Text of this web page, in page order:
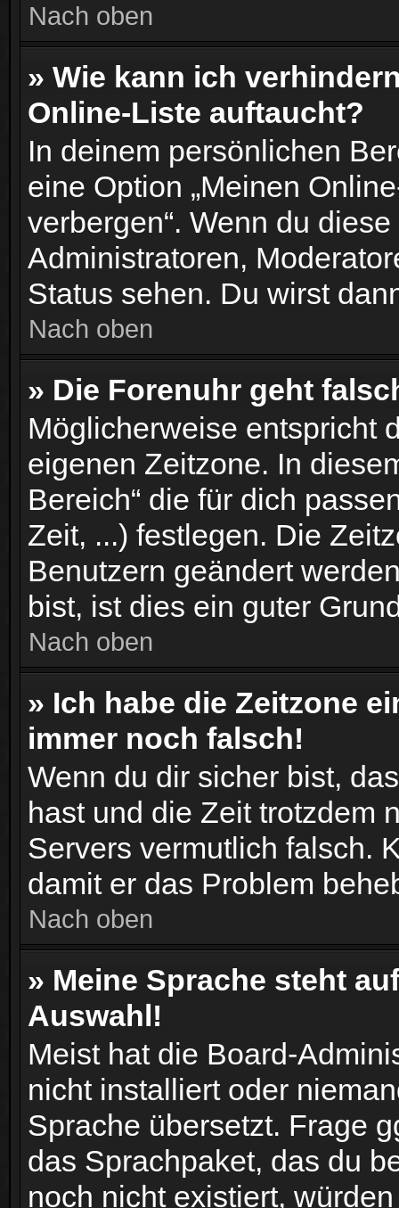
Nach oben
» Wie kann ich
Online-Liste auftaucht?
In deinem persönlichen
eine Option „Meinen
verbergen“. Wenn du
Administratoren,
Status sehen. Du wirst
Nach oben
» Die Forenuhr geht
Möglicherweise entspricht
eigenen Zeitzone. In
Bereich“ die für dich
Zeit, ...) festlegen. Die
Benutzern geändert
bist, ist dies ein guter
Nach oben
» Ich habe die Zeitzone
immer noch falsch!
Wenn du dir sicher bist,
hast und die Zeit trotzdem
Servers vermutlich falsch.
damit er das Problem
Nach oben
» Meine Sprache steht
Auswahl!
Meist hat die Board-
nicht installiert oder
Sprache übersetzt. Frage
das Sprachpaket, das du
noch nicht existiert,